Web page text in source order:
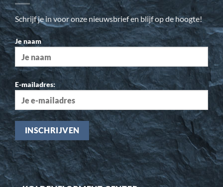
Schrijf je in voor onze nieuwsbrief en blijf op de hoogte!
Je naam
E-mailadres: